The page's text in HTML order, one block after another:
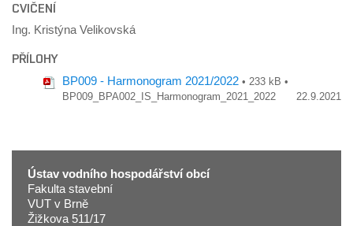
CVIČENÍ
Ing. Kristýna Velikovská
PŘÍLOHY
BP009 - Harmonogram 2021/2022 • 233 kB •
BP009_BPA002_IS_Harmonogram_2021_2022
22.9.2021
Ústav vodního hospodářství obcí
Fakulta stavební
VUT v Brně
Žižkova 511/17